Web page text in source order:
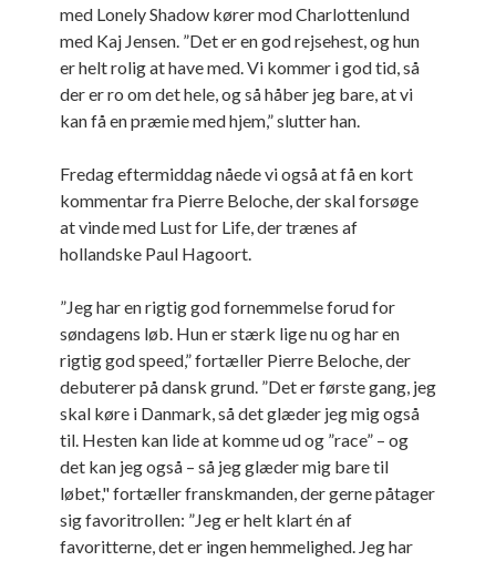
med Lonely Shadow kører mod Charlottenlund
med Kaj Jensen. ”Det er en god rejsehest, og hun
er helt rolig at have med. Vi kommer i god tid, så
der er ro om det hele, og så håber jeg bare, at vi
kan få en præmie med hjem,” slutter han.
Fredag eftermiddag nåede vi også at få en kort
kommentar fra Pierre Beloche, der skal forsøge
at vinde med Lust for Life, der trænes af
hollandske Paul Hagoort.
”Jeg har en rigtig god fornemmelse forud for
søndagens løb. Hun er stærk lige nu og har en
rigtig god speed,” fortæller Pierre Beloche, der
debuterer på dansk grund. ”Det er første gang, jeg
skal køre i Danmark, så det glæder jeg mig også
til. Hesten kan lide at komme ud og ”race” – og
det kan jeg også – så jeg glæder mig bare til
løbet," fortæller franskmanden, der gerne påtager
sig favoritrollen: ”Jeg er helt klart én af
favoritterne, det er ingen hemmelighed. Jeg har